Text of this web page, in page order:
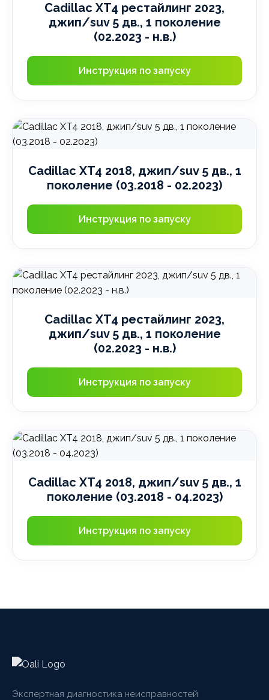
Cadillac XT4 рестайлинг 2023,
джип/suv 5 дв., 1 поколение
(02.2023 - н.в.)
Инструкция по запуску
Cadillac XT4 2018, джип/suv 5 дв., 1
поколение (03.2018 - 02.2023)
Инструкция по запуску
Cadillac XT4 рестайлинг 2023,
джип/suv 5 дв., 1 поколение
(02.2023 - н.в.)
Инструкция по запуску
Cadillac XT4 2018, джип/suv 5 дв., 1
поколение (03.2018 - 04.2023)
Инструкция по запуску
Экспертная диагностика неисправностей